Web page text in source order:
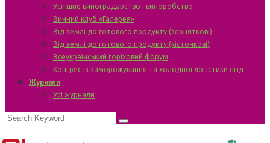
Успішне виноградарство і виноробство
Винний клуб «Галерея»
Від землі до готового продукту (зерняткові)
Від землі до готового продукту (кісточкові)
Всеукраїнський горіховий форум
Конгрес із заморожування та холодної логістики ягід
Журнали
Усі журнали